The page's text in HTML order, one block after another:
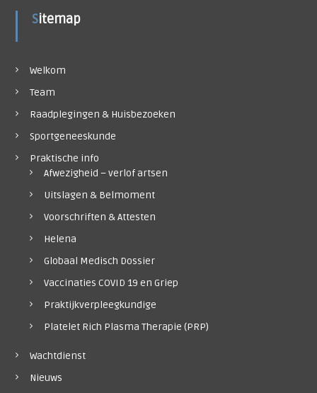
Sitemap
Welkom
Team
Raadplegingen & Huisbezoeken
Sportgeneeskunde
Praktische info
Afwezigheid – verlof artsen
Uitslagen & Belmoment
Voorschriften & Attesten
Helena
Globaal Medisch Dossier
Vaccinaties COVID 19 en Griep
Praktijkverpleegkundige
Platelet Rich Plasma Therapie (PRP)
Wachtdienst
Nieuws